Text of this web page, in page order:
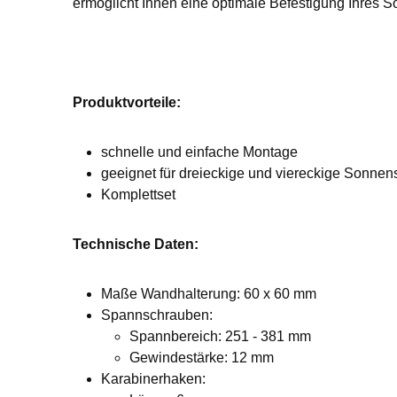
Produktvorteile:
schnelle und einfache Montage
geeignet für dreieckige und viereckige
Komplettset
Technische Daten:
Maße Wandhalterung: 60 x 60 mm
Spannschrauben:
Spannbereich: 251 - 381 mm
Gewindestärke: 12 mm
Karabinerhaken: